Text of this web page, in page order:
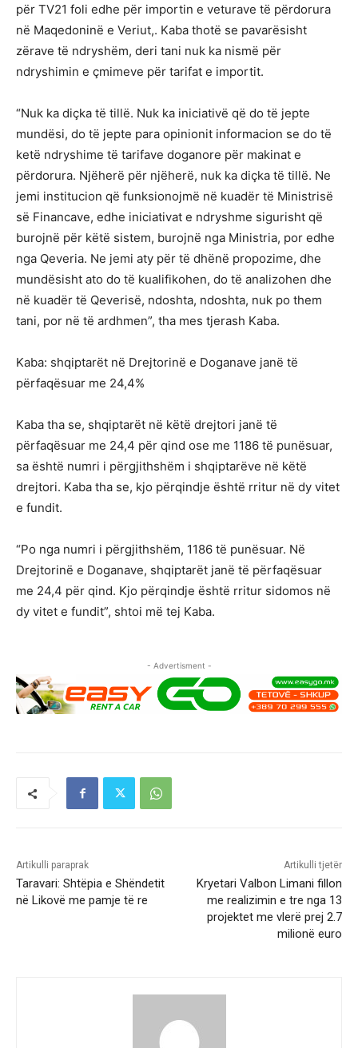
për TV21 foli edhe për importin e veturave të përdorura
në Maqedoninë e Veriut,. Kaba thotë se pavarësisht
zërave të ndryshëm, deri tani nuk ka nismë për
ndryshimin e çmimeve për tarifat e importit.
“Nuk ka diçka të tillë. Nuk ka iniciativë që do të jepte
mundësi, do të jepte para opinionit informacion se do të
ketë ndryshime të tarifave doganore për makinat e
përdorura. Njëherë për njëherë, nuk ka diçka të tillë. Ne
jemi institucion që funksionojmë në kuadër të Ministrisë
së Financave, edhe iniciativat e ndryshme sigurisht që
burojnë për këtë sistem, burojnë nga Ministria, por edhe
nga Qeveria. Ne jemi aty për të dhënë propozime, dhe
mundësisht ato do të kualifikohen, do të analizohen dhe
në kuadër të Qeverisë, ndoshta, ndoshta, nuk po them
tani, por në të ardhmen”, tha mes tjerash Kaba.
Kaba: shqiptarët në Drejtorinë e Doganave janë të
përfaqësuar me 24,4%
Kaba tha se, shqiptarët në këtë drejtori janë të
përfaqësuar me 24,4 për qind ose me 1186 të punësuar,
sa është numri i përgjithshëm i shqiptarëve në këtë
drejtori. Kaba tha se, kjo përqindje është rritur në dy vitet
e fundit.
“Po nga numri i përgjithshëm, 1186 të punësuar. Në
Drejtorinë e Doganave, shqiptarët janë të përfaqësuar
me 24,4 për qind. Kjo përqindje është rritur sidomos në
dy vitet e fundit”, shtoi më tej Kaba.
- Advertisment -
Artikulli paraprak
Taravari: Shtëpia e Shëndetit
në Likovë me pamje të re
Artikulli tjetër
Kryetari Valbon Limani fillon
me realizimin e tre nga 13
projektet me vlerë prej 2.7
milionë euro